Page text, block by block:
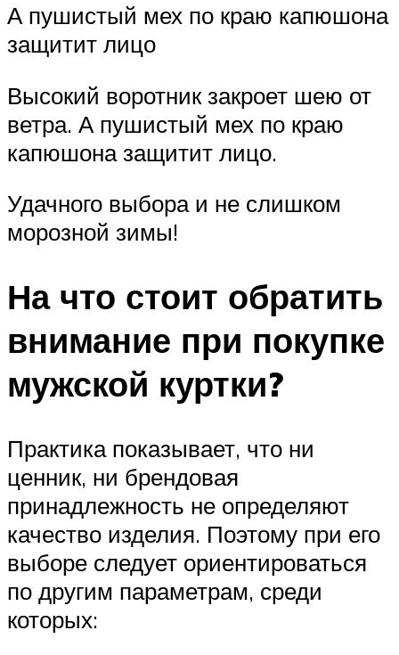
А пушистый мех по краю капюшона
защитит лицо
Высокий воротник закроет шею от
ветра. А пушистый мех по краю
капюшона защитит лицо.
Удачного выбора и не слишком
морозной зимы!
На что стоит обратить
внимание при покупке
мужской куртки?
Практика показывает, что ни
ценник, ни брендовая
принадлежность не определяют
качество изделия. Поэтому при его
выборе следует ориентироваться
по другим параметрам, среди
которых: